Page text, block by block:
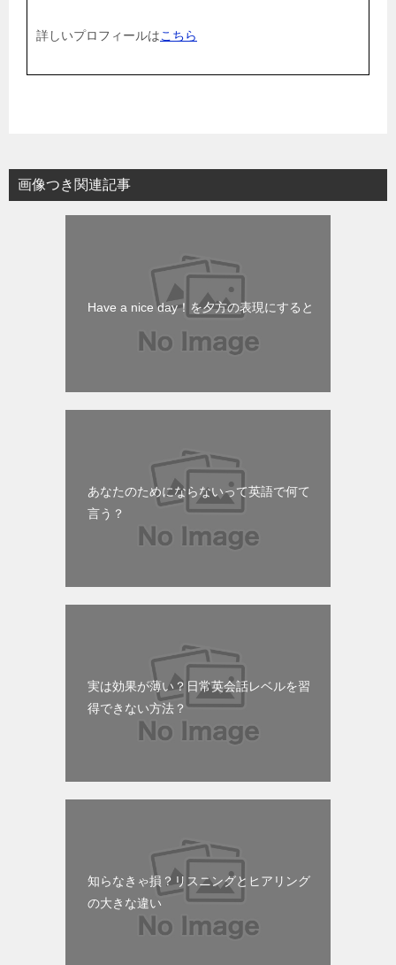
詳しいプロフィールはこちら
画像つき関連記事
Have a nice day！を夕方の表現にすると
あなたのためにならないって英語で何て
言う？
実は効果が薄い？日常英会話レベルを習
得できない方法？
知らなきゃ損？リスニングとヒアリング
の大きな違い